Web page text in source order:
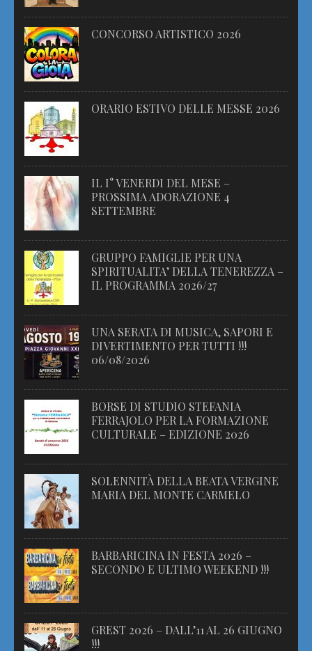
CONCORSO ARTISTICO 2026
ORARIO ESTIVO DELLE MESSE 2026
IL I° VENERDI DEL MESE –
PROSSIMA ADORAZIONE 4
SETTEMBRE
GRUPPO FAMIGLIE PER UNA
SPIRITUALITA’ DELLA TENEREZZA –
IL PROGRAMMA 2026/27
UNA SERATA DI MUSICA, SAPORI E
DIVERTIMENTO PER TUTTI !!!
06/08/2026
BORSE DI STUDIO STEFANIA
FERRAJOLO PER LA FORMAZIONE
CULTURALE – EDIZIONE 2026
SOLENNITÀ DELLA BEATA VERGINE
MARIA DEL MONTE CARMELO
BARBARICINA IN FESTA 2026 –
SECONDO E ULTIMO WEEKEND !!!
GREST 2026 – DALL’11 AL 26 GIUGNO
!!!